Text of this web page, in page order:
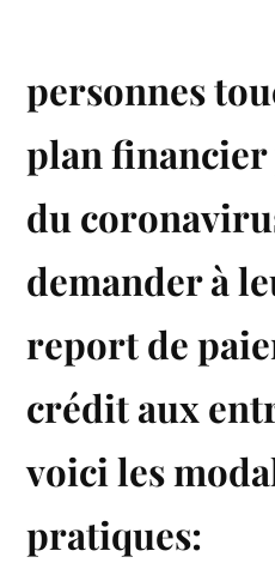
personnes
plan financier
du
demander à
report de
crédit aux
voici les
pratiques: